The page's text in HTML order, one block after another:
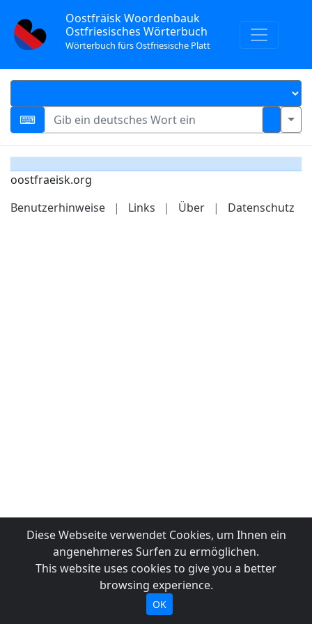
Oostfräisk Woordenbauk
Ostfriesisches Wörterbuch
Wörterbuch fürs Ostfriesische Platt
oostfraeisk.org
Benutzerhinweise
| Links | Über | Datenschutz
Diese Webseite verwendet Cookies, um Ihnen ein
angenehmeres Surfen zu ermöglichen.
This website uses cookies to give you a better
browsing experience.
OK